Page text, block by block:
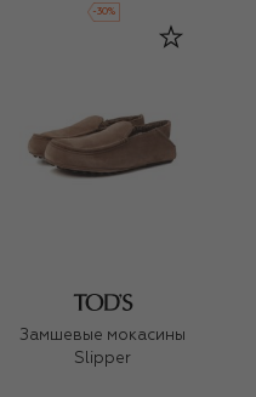
-30%
Замшевые мокасины
Slipper